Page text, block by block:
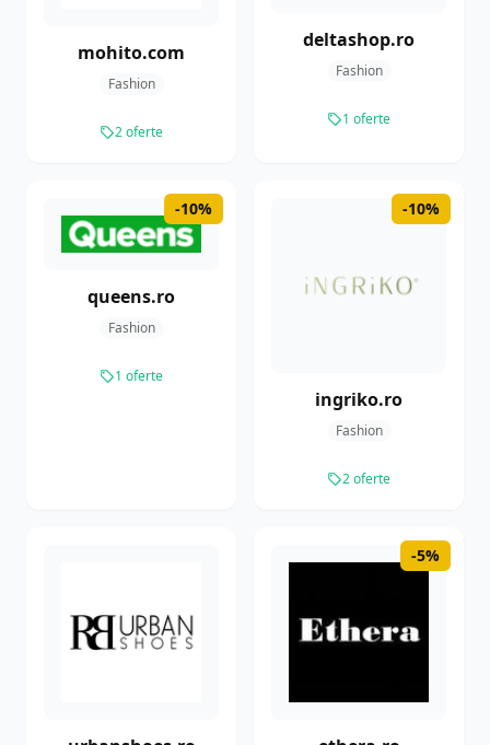
mohito.com
Fashion
2 oferte
deltashop.ro
Fashion
1 oferte
-10%
queens.ro
Fashion
1 oferte
-10%
ingriko.ro
Fashion
2 oferte
-5%